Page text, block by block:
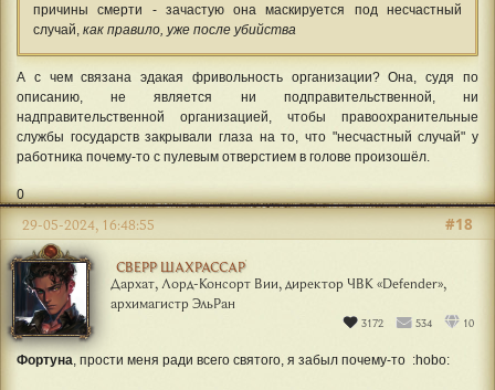
причины смерти - зачастую она маскируется под несчастный
случай, как правило, уже после убийства
А с чем связана эдакая фривольность организации? Она, судя по
описанию, не является ни подправительственной, ни
надправительственной организацией, чтобы правоохранительные
службы государств закрывали глаза на то, что "несчастный случай" у
работника почему-то с пулевым отверстием в голове произошёл.
0
СВЕРР ШАХРАССАР
Дархат, Лорд-Консорт Вии, директор ЧВК «Defender»,
архимагистр ЭльРан
3172 534 10
#18
29-05-2024, 16:48:55
Фортуна , прости меня ради всего святого, я забыл почему-то :hobo: